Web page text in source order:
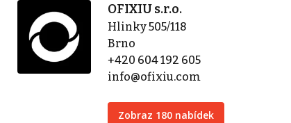
OFIXIU s.r.o.
Hlinky 505/118
Brno
+420 604 192 605
info@ofixiu.com
Zobraz 180 nabídek